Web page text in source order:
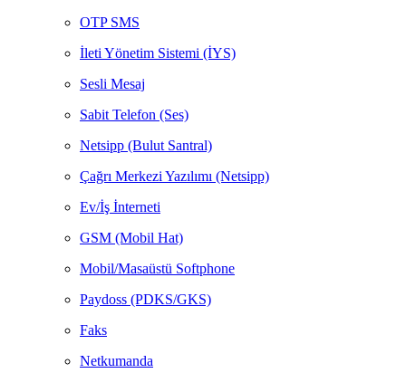
OTP SMS
İleti Yönetim Sistemi (İYS)
Sesli Mesaj
Sabit Telefon (Ses)
Netsipp (Bulut Santral)
Çağrı Merkezi Yazılımı (Netsipp)
Ev/İş İnterneti
GSM (Mobil Hat)
Mobil/Masaüstü Softphone
Paydoss (PDKS/GKS)
Faks
Netkumanda